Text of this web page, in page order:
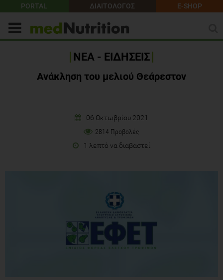
PORTAL ΔΙΑΙΤΟΛΟΓΟΣ E-SHOP
ΝΕΑ - ΕΙΔΗΣΕΙΣ
Ανάκληση του μελιού Θεάρεστον
06 Οκτωβρίου 2021
2814 Προβολές
1 λεπτό να διαβαστεί